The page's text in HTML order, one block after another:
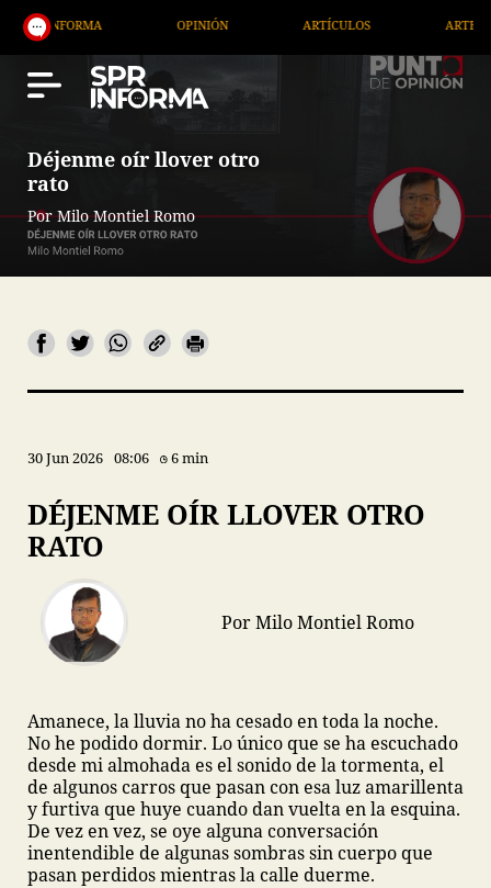
OPINIÓN ARTÍCULOS ARTE /
Déjenme oír llover otro
rato
Por Milo Montiel Romo
30 Jun 2026 08:06 6 min
DÉJENME OÍR LLOVER OTRO
RATO
Por Milo Montiel Romo
Amanece, la lluvia no ha cesado en toda la noche.
No he podido dormir. Lo único que se ha escuchado
desde mi almohada es el sonido de la tormenta, el
de algunos carros que pasan con esa luz amarillenta
y furtiva que huye cuando dan vuelta en la esquina.
De vez en vez, se oye alguna conversación
inentendible de algunas sombras sin cuerpo que
pasan perdidos mientras la calle duerme.